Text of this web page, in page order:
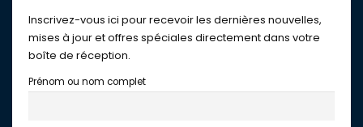
Inscrivez-vous ici pour recevoir les dernières nouvelles,
mises à jour et offres spéciales directement dans votre
boîte de réception.
Prénom ou nom complet